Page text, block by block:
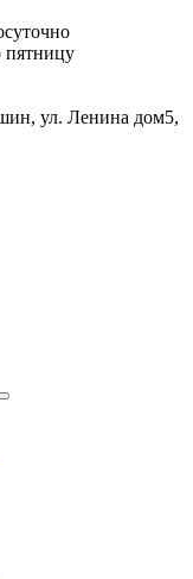
пятницу
ул. Ленина дом5,